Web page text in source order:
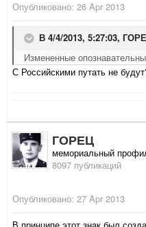
Опубликовано: 26 Apr 2013
В 4/4/2013, 5:27:03,
Измененные
С Российскими путать не
ГОРЕЦ
мемориальный
8097 публикаций
Опубликовано: 27 Apr 2013
В принципе этот знак был